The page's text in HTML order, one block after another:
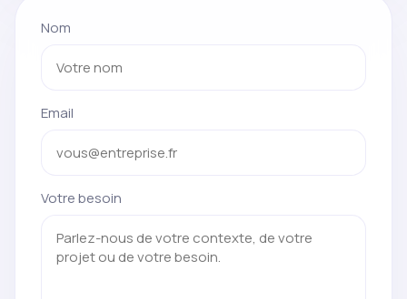
Nom
Email
Votre besoin